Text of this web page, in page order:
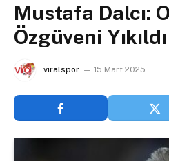
Mustafa Dalcı:
Özgüveni Yıkıldı
viralspor 15 Mart 2025